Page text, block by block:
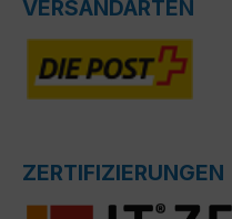
VERSANDARTEN
ZERTIFIZIERUNGEN